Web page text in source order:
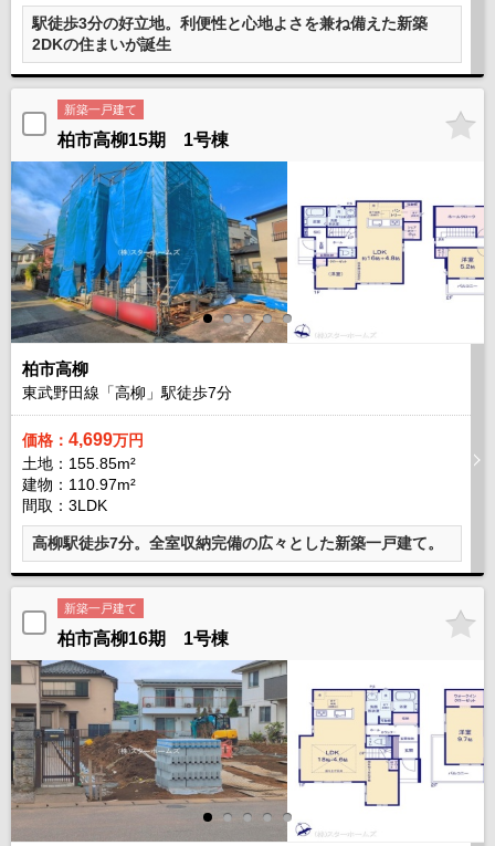
駅徒歩3分の好立地。利便性と心地よさを兼ね備えた新築
2DKの住まいが誕生
新築一戸建て
柏市高柳15期 1号棟
柏市高柳
東武野田線「高柳」駅徒歩7分
価格： 4,699万円
土地：155.85m²
建物：110.97m²
間取：3LDK
高柳駅徒歩7分。全室収納完備の広々とした新築一戸建て。
新築一戸建て
柏市高柳16期 1号棟